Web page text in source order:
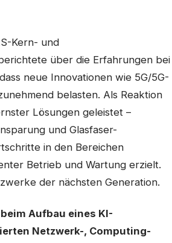
Kern- und
über die Erfahrungen bei
neue Innovationen wie 5G/5G-
belasten. Als Reaktion
Lösungen geleistet –
und Glasfaser-
in den Bereichen
Betrieb und Wartung erzielt.
der nächsten Generation.
Aufbau eines KI-
Netzwerk-, Computing-